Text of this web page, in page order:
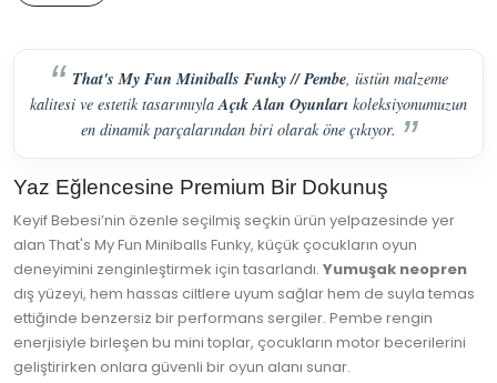
That's My Fun Miniballs Funky // Pembe, üstün malzeme
kalitesi ve estetik tasarımıylaAçık Alan Oyunları koleksiyonumuzun
en dinamik parçalarından biri olarak öne çıkıyor.
Yaz Eğlencesine Premium Bir Dokunuş
Keyif Bebesi’nin özenle seçilmiş seçkin ürün yelpazesinde yer
alan That's My Fun Miniballs Funky, küçük çocukların oyun
deneyimini zenginleştirmek için tasarlandı. Yumuşak neopren
dış yüzeyi, hem hassas ciltlere uyum sağlar hem de suyla temas
ettiğinde benzersiz bir performans sergiler. Pembe rengin
enerjisiyle birleşen bu mini toplar, çocukların motor becerilerini
geliştirirken onlara güvenli bir oyun alanı sunar.